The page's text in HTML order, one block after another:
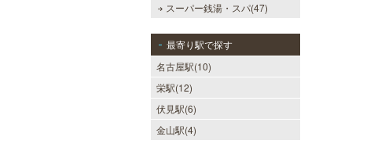
スーパー銭湯・スパ(47)
最寄り駅で探す
名古屋駅(10)
栄駅(12)
伏見駅(6)
金山駅(4)